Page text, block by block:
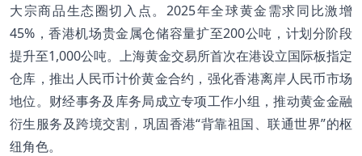
大宗商品生态圈切入点。2025年全球黄金需求同比激增
45%，香港机场贵金属仓储容量扩至200公吨，计划分阶段
提升至1,000公吨。上海黄金交易所首次在港设立国际板指定
仓库，推出人民币计价黄金合约，强化香港离岸人民币市场
地位。财经事务及库务局成立专项工作小组，推动黄金金融
衍生服务及跨境交割，巩固香港“背靠祖国、联通世界”的枢
纽角色。